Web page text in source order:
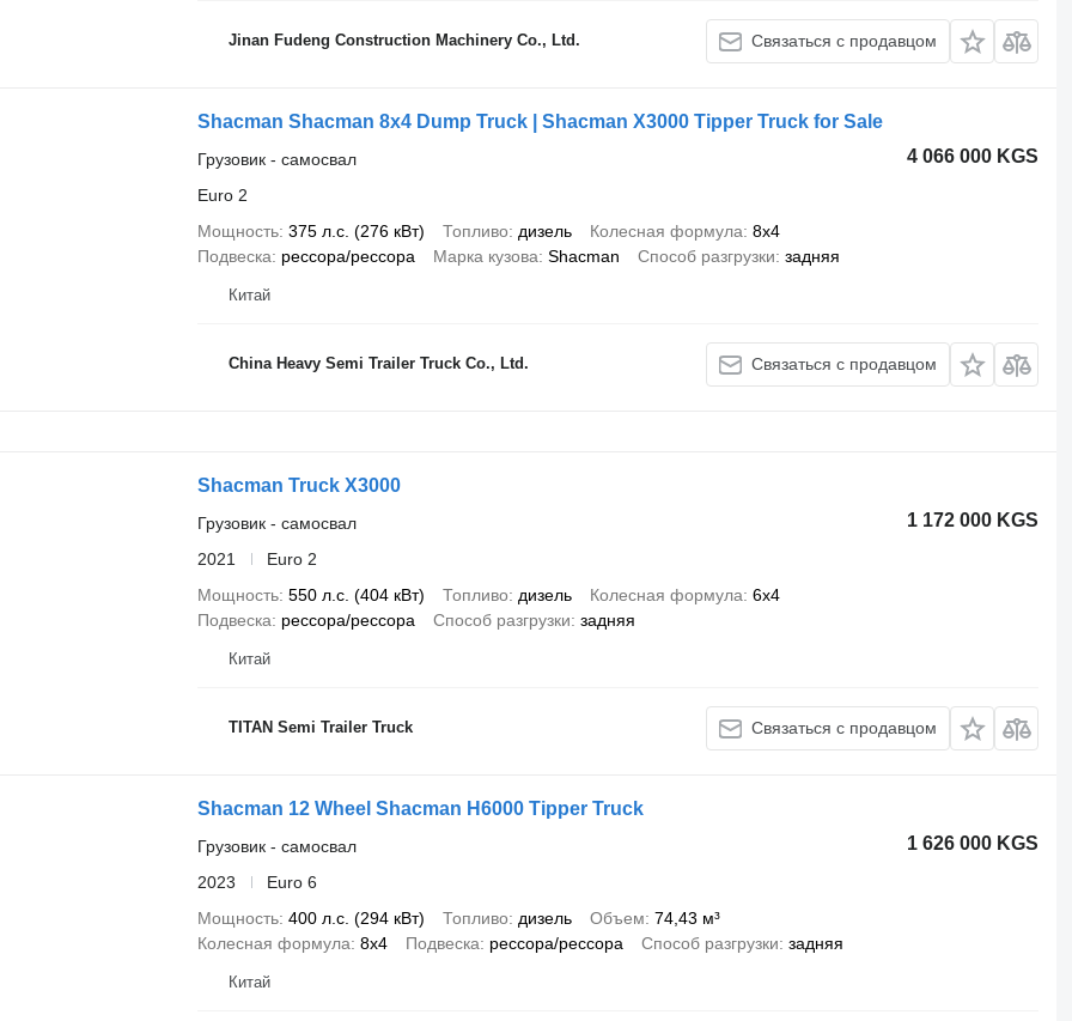
Jinan Fudeng Construction Machinery Co., Ltd. Связаться с продавцом
Shacman Shacman 8x4 Dump Truck | Shacman X3000 Tipper Truck for Sale
4 066 000 KGS
Грузовик - самосвал
Euro 2
Мощность 375 л.с. (276 кВт) Топливо дизель Колесная формула 8x4
Подвеска
рессора/рессора Марка кузова Shacman Способ разгрузки задняя
Китай
China Heavy Semi Trailer Truck Co., Ltd. Связаться с продавцом
Shacman Truck X3000
1 172 000 KGS
Грузовик - самосвал
2021
Euro 2
Мощность 550 л.с. (404 кВт) Топливо дизель Колесная формула 6x4
Подвеска
рессора/рессора Способ разгрузки задняя
Китай
TITAN Semi Trailer Truck Связаться с продавцом
Shacman 12 Wheel Shacman H6000 Tipper Truck
1 626 000 KGS
Грузовик - самосвал
2023
Euro 6
Мощность 400 л.с. (294 кВт) Топливо дизель Объем 74,43 м³
Колесная формула 8x4 Подвеска рессора/рессора Способ разгрузки задняя
Китай